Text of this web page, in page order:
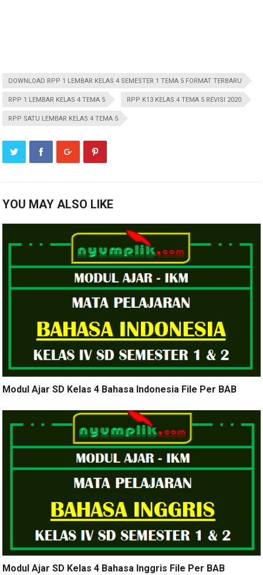
DOWNLOAD RPP 1 LEMBAR KELAS 4 SEMESTER 1 TEMA 5 FORMAT TERBARU
RPP 1 LEMBAR KELAS 4 TEMA 5 RPP K13 KELAS 4 TEMA 5 REVISI 2020
RPP SATU LEMBAR KELAS 4 TEMA 5
YOU MAY ALSO LIKE
Modul Ajar SD Kelas 4 Bahasa Indonesia File Per BAB
Modul Ajar SD Kelas 4 Bahasa Inggris File Per BAB